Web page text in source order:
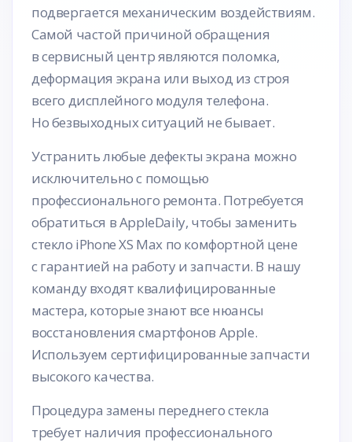
подвергается механическим воздействиям.
Самой частой причиной обращения
в сервисный центр являются поломка,
деформация экрана или выход из строя
всего дисплейного модуля телефона.
Но безвыходных ситуаций не бывает.
Устранить любые дефекты экрана можно
исключительно с помощью
профессионального ремонта. Потребуется
обратиться в AppleDaily, чтобы заменить
стекло iPhone XS Max по комфортной цене
с гарантией на работу и запчасти. В нашу
команду входят квалифицированные
мастера, которые знают все нюансы
восстановления смартфонов Apple.
Используем сертифицированные запчасти
высокого качества.
Процедура замены переднего стекла
требует наличия профессионального